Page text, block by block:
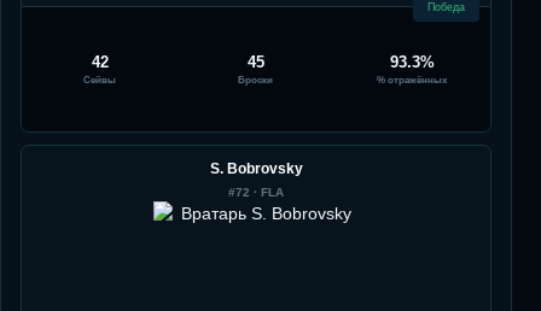
Победа
42
Сейвы
45
Броски
93.3%
% отражённых
S. Bobrovsky
#72 · FLA